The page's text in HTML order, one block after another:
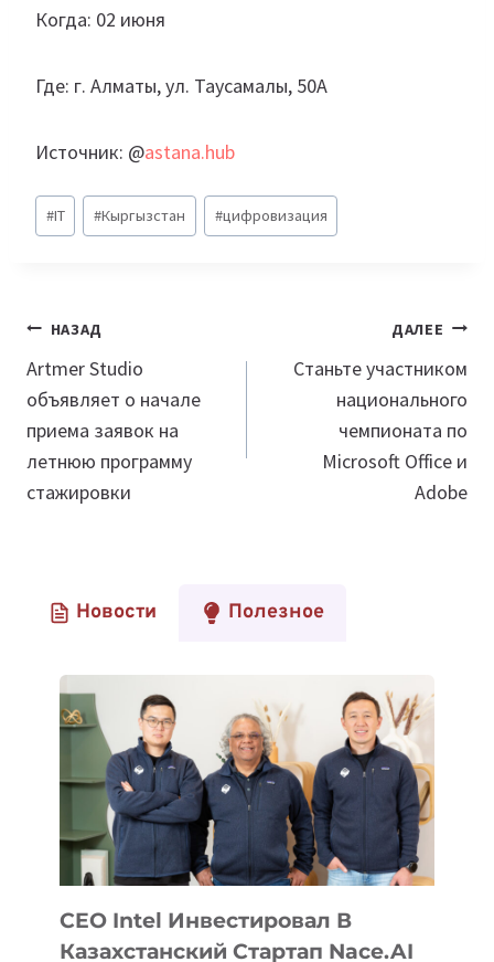
Когда: 02 июня
Где: г. Алматы, ул. Таусамалы, 50А
Источник: @astana.hub
Метки
записи:
#IT #Кыргызстан #цифровизация
Навигация
по
записям
НАЗАД
Artmer Studio
объявляет о начале
приема заявок на
летнюю программу
стажировки
ДАЛЕЕ
Станьте участником
национального
чемпионата по
Microsoft Office и
Adobe
Новости Полезное
CEO Intel Инвестировал В
Казахстанский Стартап Nace.AI